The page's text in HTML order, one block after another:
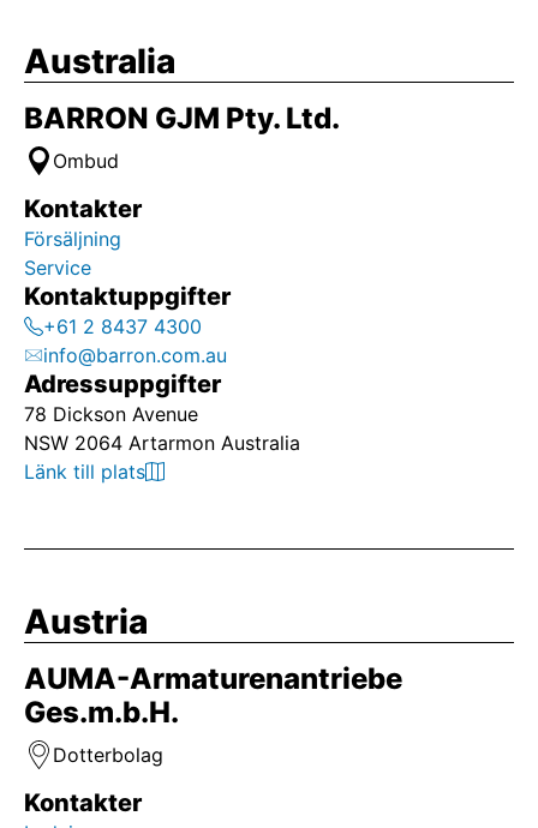
Australia
BARRON GJM Pty. Ltd.
Ombud
Kontakter
Försäljning
Service
Kontaktuppgifter
+61 2 8437 4300
info@barron.com.au
Adressuppgifter
78 Dickson Avenue
NSW 2064 Artarmon Australia
Länk till plats
Austria
AUMA-Armaturenantriebe
Ges.m.b.H.
Dotterbolag
Kontakter